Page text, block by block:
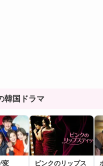
韓国ドラマ
変
ピンクのリップス